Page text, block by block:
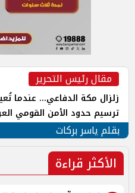
مقال رئيس التحرير
زلزال مكة الدفاعي... عندما
ترسيم حدود الأمن القومي
بقلم ياسر بركات
الأكثر قراءة